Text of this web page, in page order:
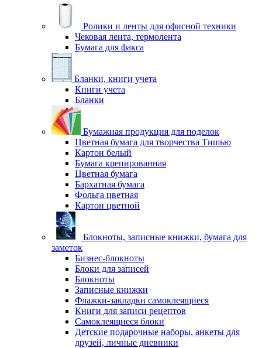
Ролики и ленты для офисной техники
Чековая лента, термолента
Бумага для факса
Бланки, книги учета
Книги учета
Бланки
Бумажная продукция для поделок
Цветная бумага для творчества Тишью
Картон белый
Бумага крепированная
Цветная бумага
Бархатная бумага
Фольга цветная
Картон цветной
Блокноты, записные книжки, бумага для
заметок
Бизнес-блокноты
Блоки для записей
Блокноты
Записные книжки
Флажки-закладки самоклеящиеся
Книги для записи рецептов
Самоклеящиеся блоки
Детские подарочные наборы, анкеты для
друзей, личные дневники